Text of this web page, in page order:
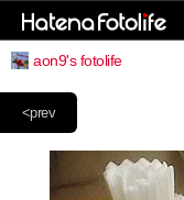
aon9's fotolife
<prev